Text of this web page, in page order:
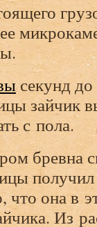
секунд
зайчик
с пола.
бревна
что она в
Из